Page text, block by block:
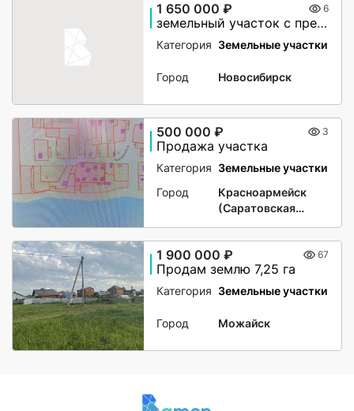
1 650 000 ₽ 6
земельный участок с преспективой
Категория Земельные участки
Город Новосибирск
500 000 ₽ 3
Продажа участка
Категория Земельные участки
Город
Красноармейск
(Саратовская
1 900 000 ₽ 67
Продам землю 7,25 га
Категория Земельные участки
Город Можайск